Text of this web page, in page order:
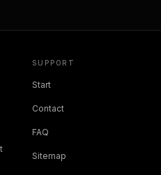
SUPPORT
Start
Contact
FAQ
Sitemap